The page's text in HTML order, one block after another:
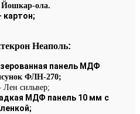
Йошкар-ола.
картон;
Неаполь:
панель МДФ
ФЛН-270;
Лен сильвер;
МДФ панель 10 мм с